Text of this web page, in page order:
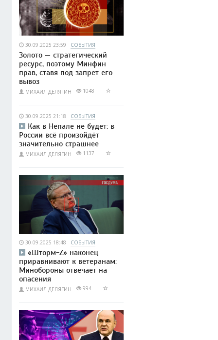
30.09.2025 23:59 СОБЫТИЯ
Золото — стратегический
ресурс, поэтому Минфин
прав, ставя под запрет его
вывоз
МИХАИЛ ДЕЛЯГИН 1048
30.09.2025 21:18 СОБЫТИЯ
Как в Непале не будет: в
России всё произойдёт
значительно страшнее
МИХАИЛ ДЕЛЯГИН 1137
30.09.2025 18:48 СОБЫТИЯ
«Шторм-Z» наконец
приравнивают к ветеранам:
Минобороны отвечает на
опасения
МИХАИЛ ДЕЛЯГИН 994